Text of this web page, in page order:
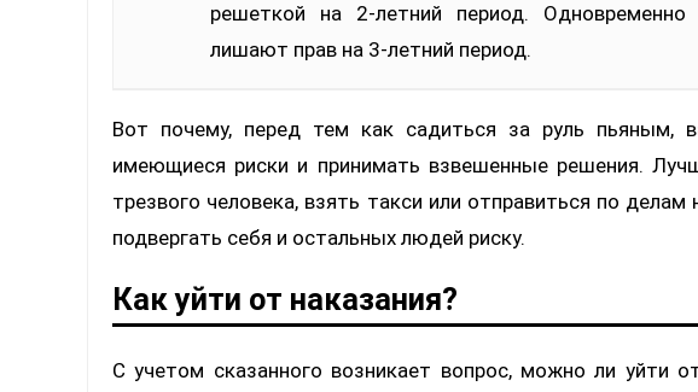
решеткой на 2-летний период.
лишают прав на 3-летний период.
Вот почему, перед тем как садиться за руль пьяным,
имеющиеся риски и принимать взвешенные решения.
трезвого человека, взять такси или отправиться по
подвергать себя и остальных людей риску.
Как уйти от наказания?
С учетом сказанного возникает вопрос, можно ли уйти